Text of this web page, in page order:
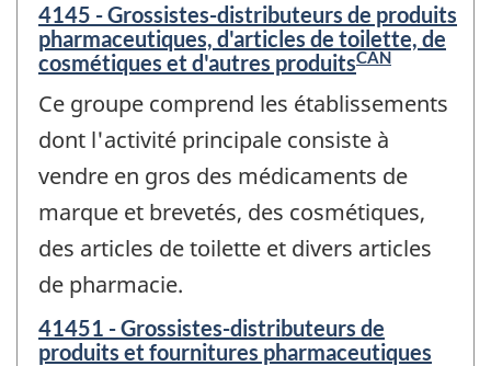
4145 - Grossistes-distributeurs de produits
pharmaceutiques, d'articles de toilette, de
cosmétiques et d'autres produitsCAN
Ce groupe comprend les établissements
dont l'activité principale consiste à
vendre en gros des médicaments de
marque et brevetés, des cosmétiques,
des articles de toilette et divers articles
de pharmacie.
41451 - Grossistes-distributeurs de
produits et fournitures pharmaceutiques